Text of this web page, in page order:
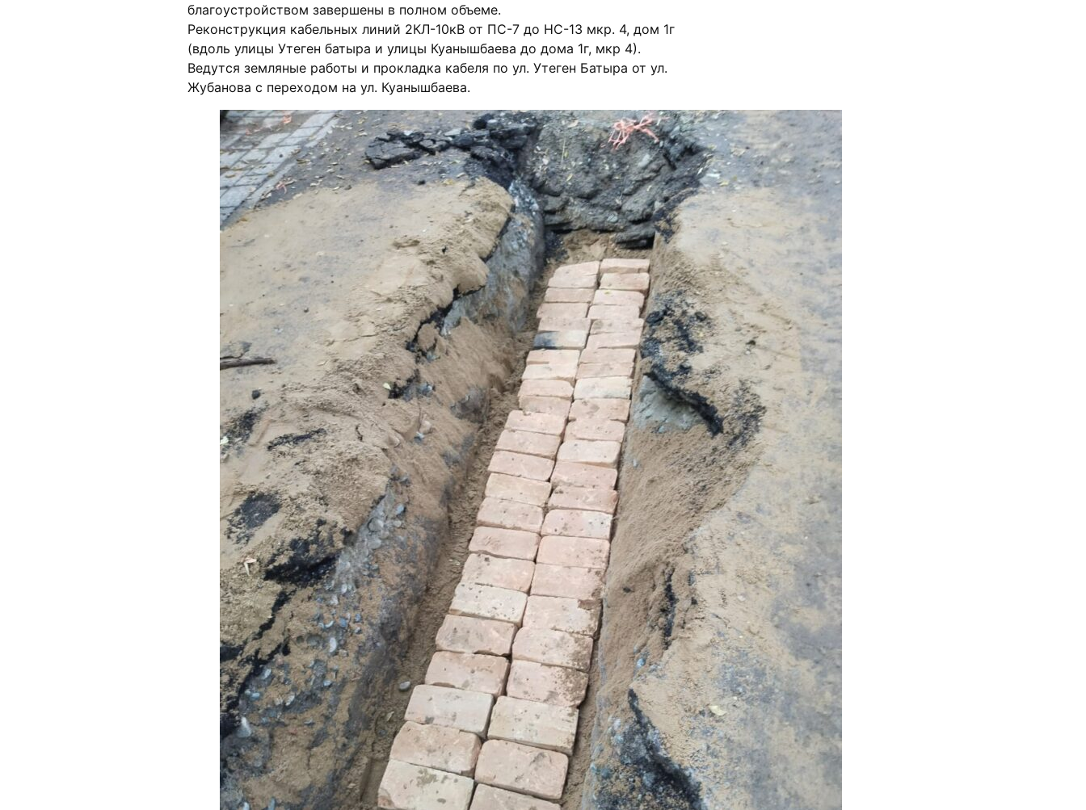
благоустройством завершены в полном объеме.
Реконструкция кабельных линий 2КЛ-10кВ от ПС-7 до НС-13 мкр. 4, дом 1г
(вдоль улицы Утеген батыра и улицы Куанышбаева до дома 1г, мкр 4).
Ведутся земляные работы и прокладка кабеля по ул. Утеген Батыра от ул.
Жубанова с переходом на ул. Куанышбаева.